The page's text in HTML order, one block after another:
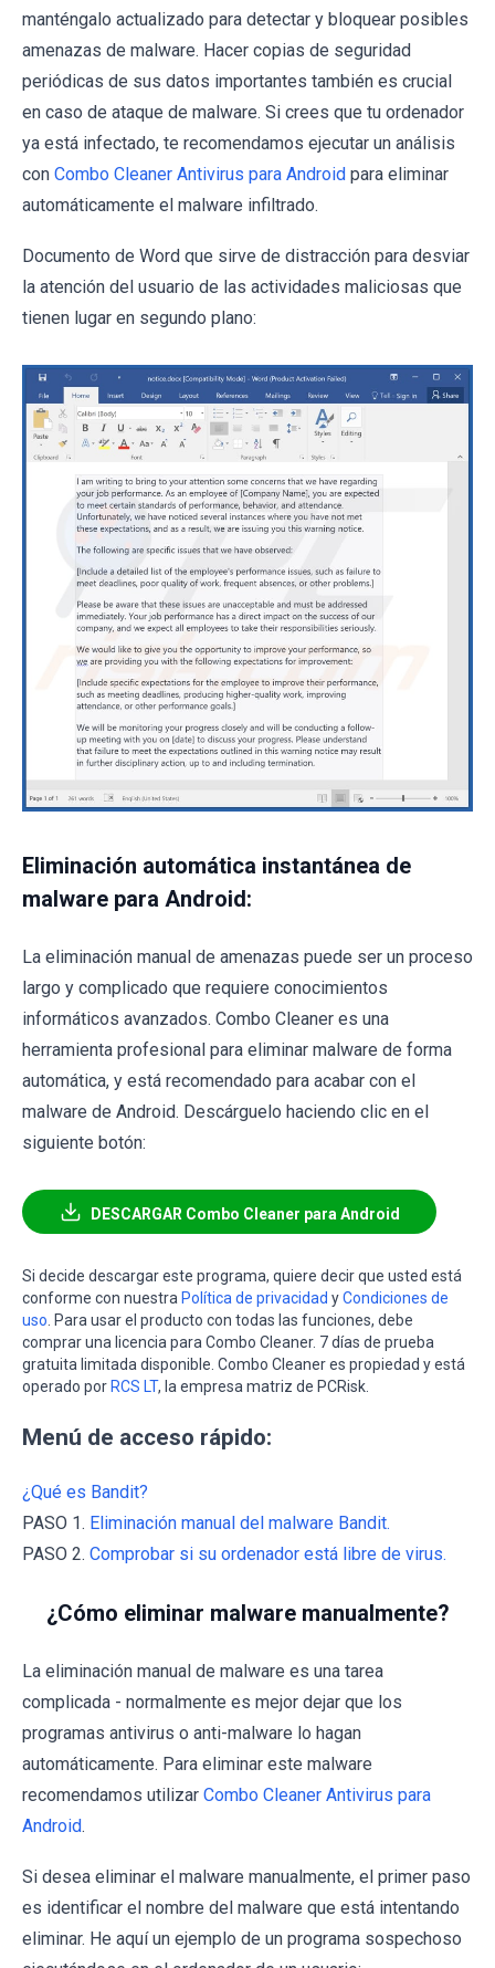
manténgalo actualizado para detectar y bloquear posibles
amenazas de malware. Hacer copias de seguridad
periódicas de sus datos importantes también es crucial
en caso de ataque de malware. Si crees que tu ordenador
ya está infectado, te recomendamos ejecutar un análisis
con Combo Cleaner Antivirus para Android para eliminar
automáticamente el malware infiltrado.
Documento de Word que sirve de distracción para desviar
la atención del usuario de las actividades maliciosas que
tienen lugar en segundo plano:
Eliminación automática instantánea de
malware para Android:
La eliminación manual de amenazas puede ser un proceso
largo y complicado que requiere conocimientos
informáticos avanzados. Combo Cleaner es una
herramienta profesional para eliminar malware de forma
automática, y está recomendado para acabar con el
malware de Android. Descárguelo haciendo clic en el
siguiente botón:
DESCARGAR Combo Cleaner para Android
Si decide descargar este programa, quiere decir que usted está
conforme con nuestra Política de privacidad yCondiciones de
uso . Para usar el producto con todas las funciones, debe
comprar una licencia para Combo Cleaner. 7 días de prueba
gratuita limitada disponible. Combo Cleaner es propiedad y está
operado porRCS LT, la empresa matriz de PCRisk.
Menú de acceso rápido:
¿Qué es Bandit?
PASO 1. Eliminación manual del malware Bandit.
PASO 2. Comprobar si su ordenador está libre de virus.
¿Cómo eliminar malware manualmente?
La eliminación manual de malware es una tarea
complicada - normalmente es mejor dejar que los
programas antivirus o anti-malware lo hagan
automáticamente. Para eliminar este malware
recomendamos utilizar Combo Cleaner Antivirus para
Android.
Si desea eliminar el malware manualmente, el primer paso
es identificar el nombre del malware que está intentando
eliminar. He aquí un ejemplo de un programa sospechoso